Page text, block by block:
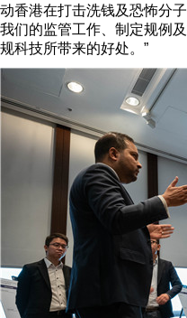
动香港在打击洗钱及恐怖分
我们的监管工作、制定规例
规科技所带来的好处。”